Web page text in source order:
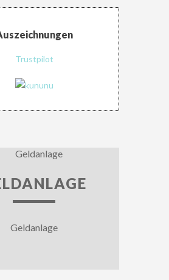
Trustpilot
Geldanlage